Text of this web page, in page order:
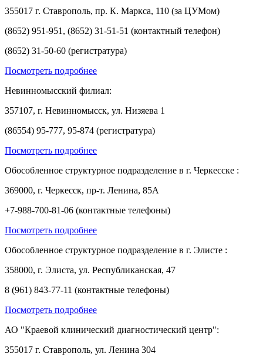
355017 г. Ставрополь, пр. К. Маркса, 110 (за ЦУМом)
(8652) 951-951, (8652) 31-51-51 (контактный телефон)
(8652) 31-50-60 (регистратура)
Посмотреть подробнее
Невинномысский филиал:
357107, г. Невинномысск, ул. Низяева 1
(86554) 95-777, 95-874 (регистратура)
Посмотреть подробнее
Обособленное структурное подразделение в г. Черкесске :
369000, г. Черкесск, пр-т. Ленина, 85А
+7-988-700-81-06 (контактные телефоны)
Посмотреть подробнее
Обособленное структурное подразделение в г. Элисте :
358000, г. Элиста, ул. Республиканская, 47
8 (961) 843-77-11 (контактные телефоны)
Посмотреть подробнее
АО "Краевой клинический диагностический центр":
355017 г. Ставрополь, ул. Ленина 304